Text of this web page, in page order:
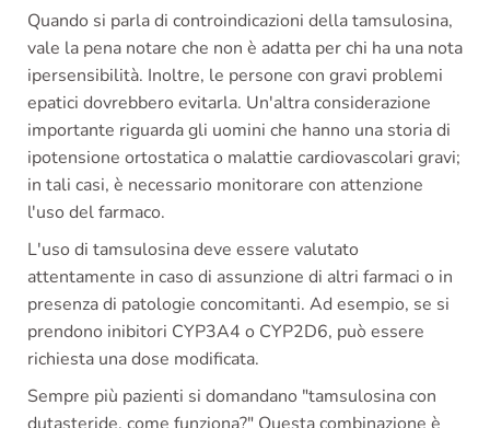
Quando si parla di controindicazioni della tamsulosina,
vale la pena notare che non è adatta per chi ha una nota
ipersensibilità. Inoltre, le persone con gravi problemi
epatici dovrebbero evitarla. Un'altra considerazione
importante riguarda gli uomini che hanno una storia di
ipotensione ortostatica o malattie cardiovascolari gravi;
in tali casi, è necessario monitorare con attenzione
l'uso del farmaco.
L'uso di tamsulosina deve essere valutato
attentamente in caso di assunzione di altri farmaci o in
presenza di patologie concomitanti. Ad esempio, se si
prendono inibitori CYP3A4 o CYP2D6, può essere
richiesta una dose modificata.
Sempre più pazienti si domandano "tamsulosina con